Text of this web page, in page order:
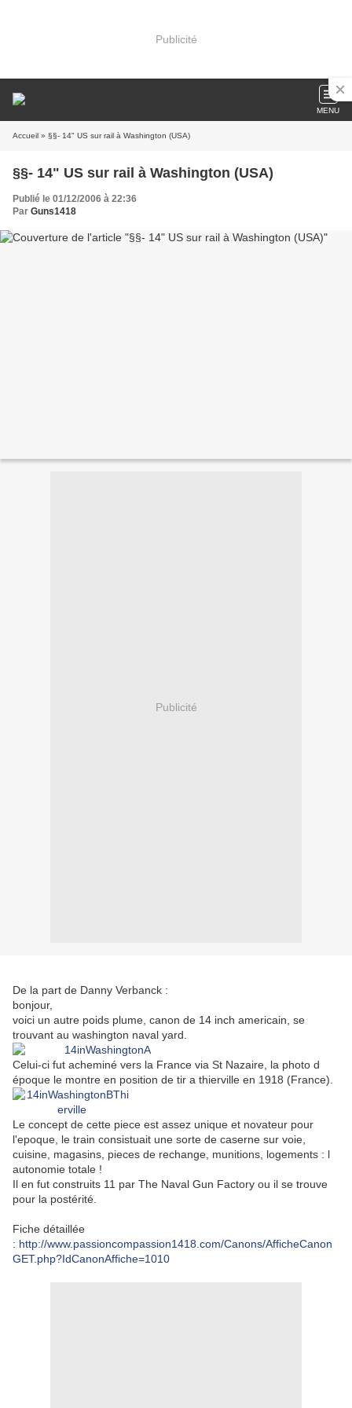
Publicité
MENU
Accueil » §§- 14" US sur rail à Washington (USA)
§§- 14" US sur rail à Washington (USA)
Publié le 01/12/2006 à 22:36
Par Guns1418
Publicité
De la part de Danny Verbanck :
bonjour,
voici un autre poids plume, canon de 14 inch americain, se
trouvant au washington naval yard.
Celui-ci fut acheminé vers la France via St Nazaire, la photo d
époque le montre en position de tir a thierville en 1918 (France).
Le concept de cette piece est assez unique et novateur pour
l'epoque, le train consistuait une sorte de caserne sur voie,
cuisine, magasins, pieces de rechange, munitions, logements : l
autonomie totale !
Il en fut construits 11 par The Naval Gun Factory ou il se trouve
pour la postérité.
Fiche détaillée
: http://www.passioncompassion1418.com/Canons/AfficheCanon
GET.php?IdCanonAffiche=1010